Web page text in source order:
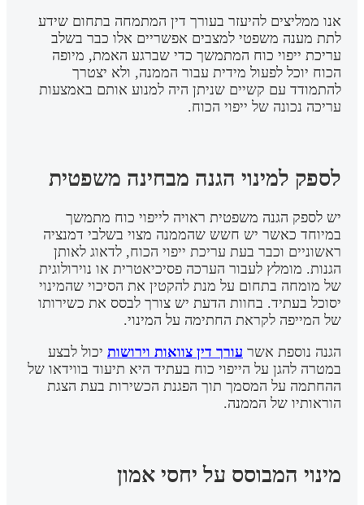
אנו ממליצים להיעזר בעורך דין המתמחה בתחום שידע
לתת מענה משפטי למצבים אפשריים אלו כבר בשלב
עריכת ייפוי כוח המתמשך כדי שברגע האמת, מיופה
הכוח יוכל לפעול מידית עבור הממנה, ולא יצטרך
להתמודד עם קשיים שניתן היה למנוע אותם באמצעות
עריכה נכונה של ייפוי הכוח.
לספק למינוי הגנה מבחינה משפטית
יש לספק הגנה משפטית ראויה לייפוי כוח מתמשך
במיוחד כאשר יש חשש שהממנה מצוי בשלבי דמנציה
ראשוניים וכבר בעת עריכת ייפוי הכוח, לדאוג לאותן
הגנות. מומלץ לעבור הערכה פסיכיאטרית או נוירולוגית
של מומחה בתחום על מנת להקטין את הסיכוי שהמינוי
יסוכל בעתיד. בחוות הדעת יש צורך לבסס את כשירותו
של המייפה לקראת החתימה על המינוי.
הגנה נוספת אשר עורך דין צוואות וירושות יכול לבצע
במטרה להגן על הייפוי כוח בעתיד היא תיעוד בווידאו של
ההחתמה על המסמך תוך הפגנת הכשירות בעת הצגת
הוראותיו של הממנה.
מינוי המבוסס על יחסי אמון